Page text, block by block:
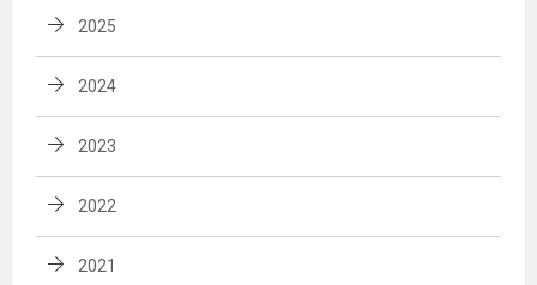
2025
2024
2023
2022
2021